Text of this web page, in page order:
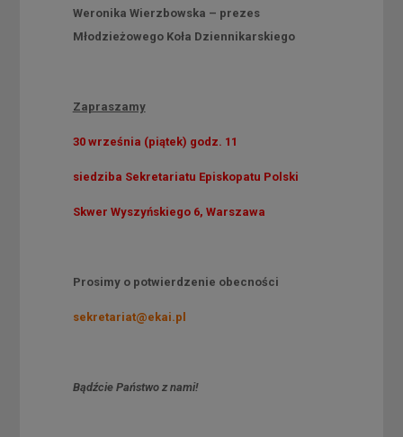
Weronika Wierzbowska – prezes
Młodzieżowego Koła Dziennikarskiego
Zapraszamy
30 września (piątek) godz. 11
siedziba Sekretariatu Episkopatu Polski
Skwer Wyszyńskiego 6, Warszawa
Prosimy o potwierdzenie obecności
sekretariat@ekai.pl
Bądźcie Państwo z nami!